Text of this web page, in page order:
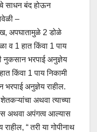
साधन बंद होऊन
–
अपघातामुळे 2 डोळे
व 1 हात किंवा 1 पाय
नुकसान भरपाई अनुज्ञेय
किंवा 1 पाय निकामी
अनुज्ञेय राहील.
अथवा त्याच्या
अथवा अपंगत्व आल्यास
“ तरी या गोपीनाथ